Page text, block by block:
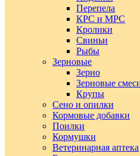
Перепела
КРС и МРС
Кролики
Свиньи
Рыбы
Зерновые
Зерно
Зерновые
Крупы
Сено и опилки
Кормовые добавки
Поилки
Кормушки
Ветеринарная аптека